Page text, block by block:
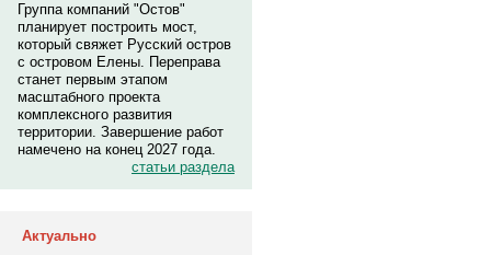
Группа компаний "Остов"
планирует построить мост,
который свяжет Русский остров
с островом Елены. Переправа
станет первым этапом
масштабного проекта
комплексного развития
территории. Завершение работ
намечено на конец 2027 года.
статьи раздела
Актуально